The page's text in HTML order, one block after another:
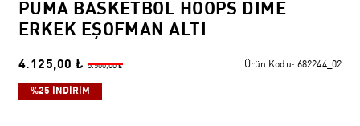
PUMA BASKETBOL HOOPS DIME
ERKEK EŞOFMAN ALTI
4.125,00 ₺ 5.500,00 ₺ Ürün Kodu: 682244_02
%25 İNDİRİM